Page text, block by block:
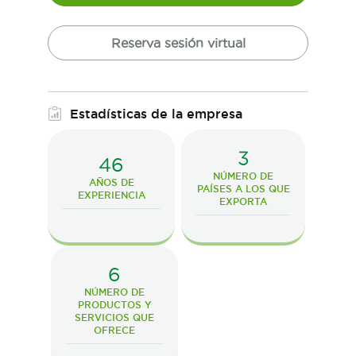
Reserva sesión virtual
Estadísticas de la empresa
46
AÑOS DE
EXPERIENCIA
3
NÚMERO DE
PAÍSES A LOS QUE
EXPORTA
6
NÚMERO DE
PRODUCTOS Y
SERVICIOS QUE
OFRECE